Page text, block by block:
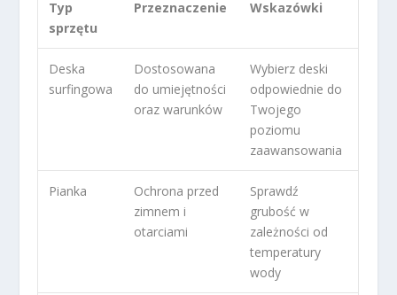
Typ
sprzętu
Przeznaczenie Wskazówki
Deska
surfingowa
Dostosowana
do umiejętności
oraz warunków
Wybierz deski
odpowiednie do
Twojego
poziomu
zaawansowania
Pianka
Ochrona przed
zimnem i
otarciami
Sprawdź
grubość w
zależności od
temperatury
wody